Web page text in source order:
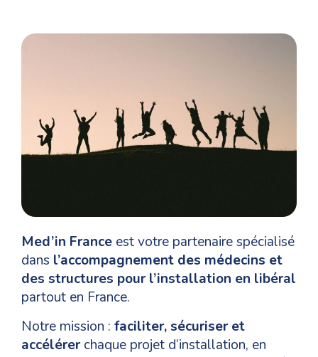
Med’in France est votre partenaire spécialisé
dans l’accompagnement des médecins et
des structures pour l’installation en libéral
partout en France.
Notre mission : faciliter, sécuriser et
accélérer chaque projet d’installation, en